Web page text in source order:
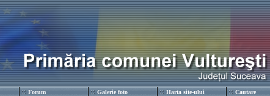
Forum Galerie foto Harta site-ului Cautare